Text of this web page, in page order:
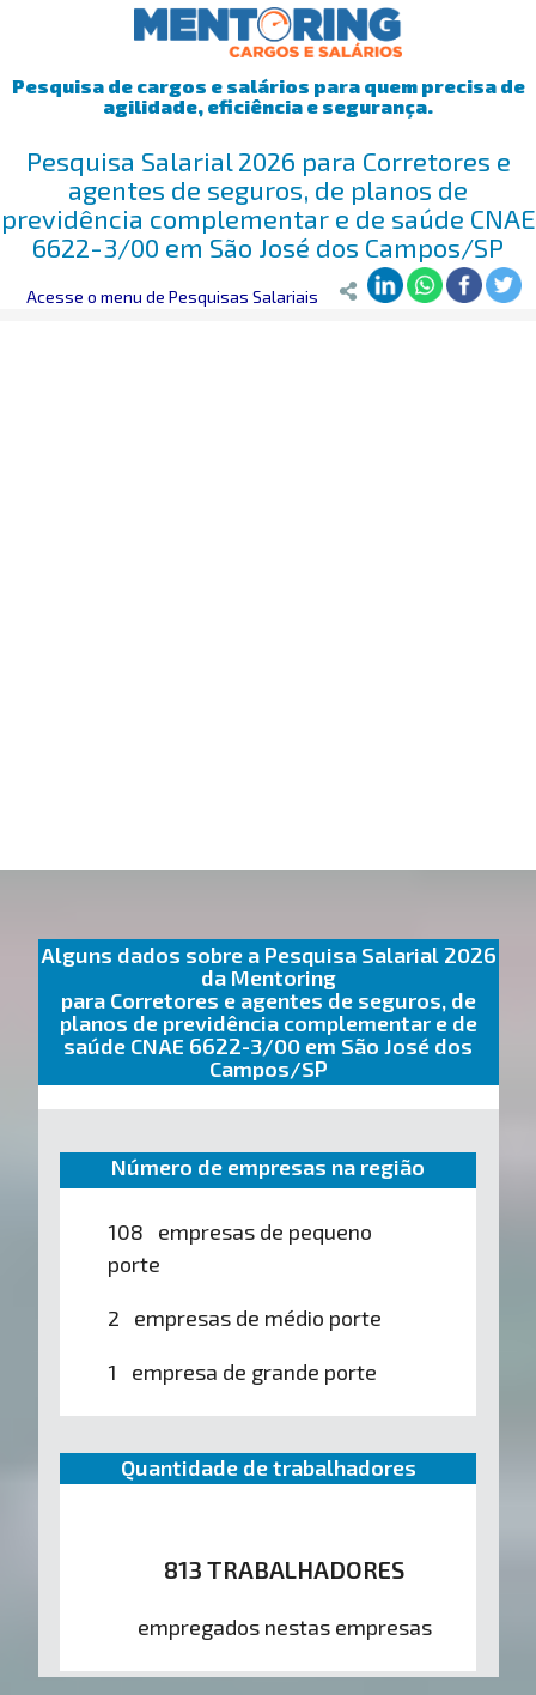
Pesquisa de cargos e salários para quem precisa de
agilidade, eficiência e segurança.
Pesquisa Salarial 2026 para Corretores e
agentes de seguros, de planos de
previdência complementar e de saúde CNAE
6622-3/00 em São José dos Campos/SP
Mentoring>Pesquisa Salarial>São José dos Campos/SP>
Acesse o menu de Pesquisas Salariais
Alguns dados sobre a Pesquisa Salarial 2026
da Mentoring
para Corretores e agentes de seguros, de
planos de previdência complementar e de
saúde CNAE 6622-3/00 em São José dos
Campos/SP
Número de empresas na região
108 empresas de pequeno
porte
2 empresas de médio porte
1 empresa de grande porte
Quantidade de trabalhadores
813 TRABALHADORES
empregados nestas empresas